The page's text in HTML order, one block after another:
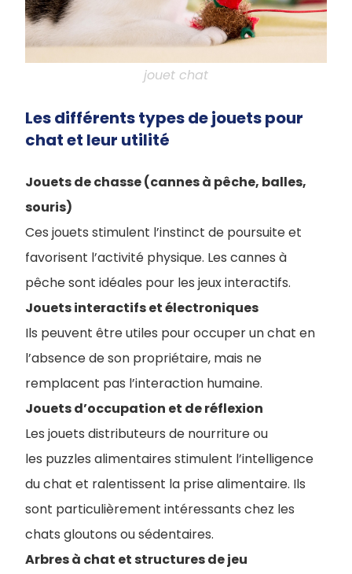
jouet chat
Les différents types de jouets pour
chat et leur utilité
Jouets de chasse (cannes à pêche, balles,
souris)
Ces jouets stimulent l’instinct de poursuite et
favorisent l’activité physique. Les cannes à
pêche sont idéales pour les jeux interactifs.
Jouets interactifs et électroniques
Ils peuvent être utiles pour occuper un chat en
l’absence de son propriétaire, mais ne
remplacent pas l’interaction humaine.
Jouets d’occupation et de réflexion
Les jouets distributeurs de nourriture ou
les puzzles alimentaires stimulent l’intelligence
du chat et ralentissent la prise alimentaire. Ils
sont particulièrement intéressants chez les
chats gloutons ou sédentaires.
Arbres à chat et structures de jeu